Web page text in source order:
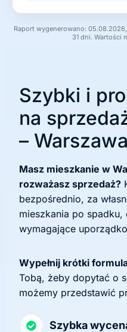
Raport wygenerowano:
31 dni. Wartości
Szybki i
na
– Warszawa
Masz mieszkanie w
rozważasz sprzedaż?
bezpośrednio, za
mieszkania po spadku,
wymagające
Wypełnij krótki
Tobą, żeby dopytać o
możemy przedstawić
Szybka